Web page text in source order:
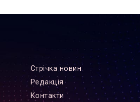
Стрiчка новин
Редакцiя
Контакти